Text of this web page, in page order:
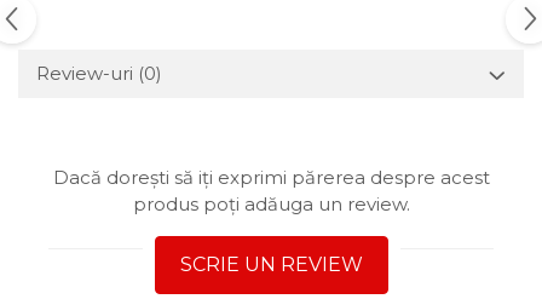
Review-uri (0)
Dacă dorești să iți exprimi părerea despre acest
produs poți adăuga un review.
SCRIE UN REVIEW